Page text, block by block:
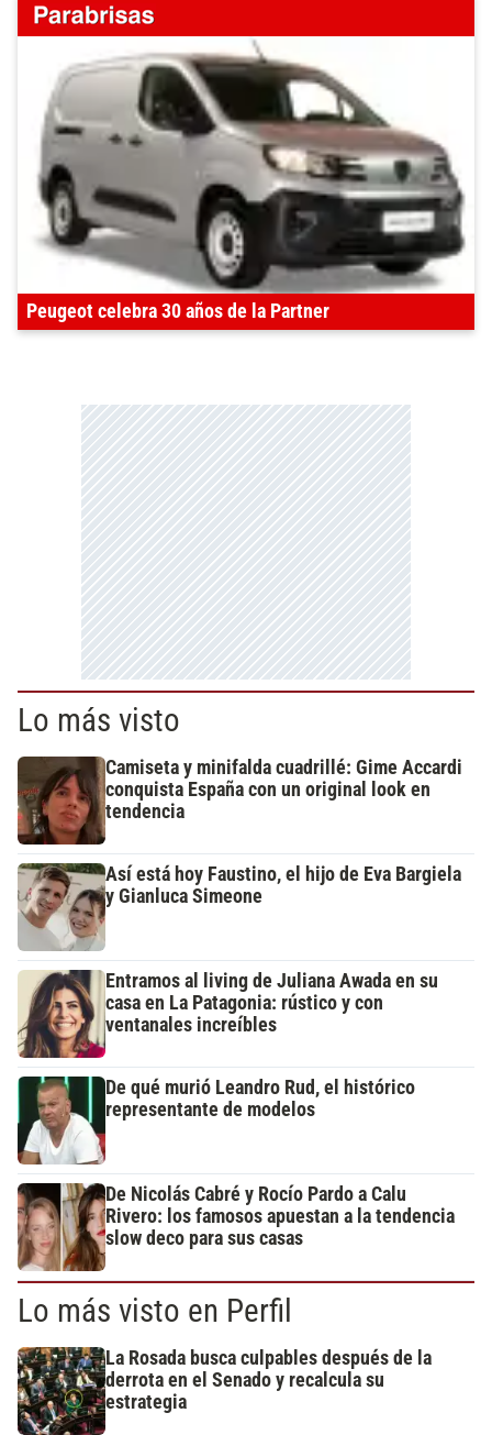
Peugeot celebra 30 años de la Partner
Lo más visto
Camiseta y minifalda cuadrillé: Gime Accardi
conquista España con un original look en
tendencia
Así está hoy Faustino, el hijo de Eva Bargiela
y Gianluca Simeone
Entramos al living de Juliana Awada en su
casa en La Patagonia: rústico y con
ventanales increíbles
De qué murió Leandro Rud, el histórico
representante de modelos
De Nicolás Cabré y Rocío Pardo a Calu
Rivero: los famosos apuestan a la tendencia
slow deco para sus casas
Lo más visto en Perfil
La Rosada busca culpables después de la
derrota en el Senado y recalcula su
estrategia